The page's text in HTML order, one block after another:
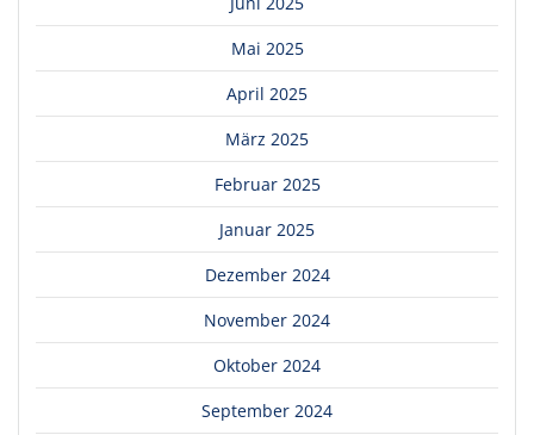
Mai 2025
April 2025
März 2025
Februar 2025
Januar 2025
Dezember 2024
November 2024
Oktober 2024
September 2024